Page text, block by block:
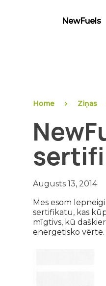
NewFuels
Home Ziņas
Augusts 13, 2014
Mes esom
sertifikatu, kas
mīgtivs, kū
energetisko vērte.